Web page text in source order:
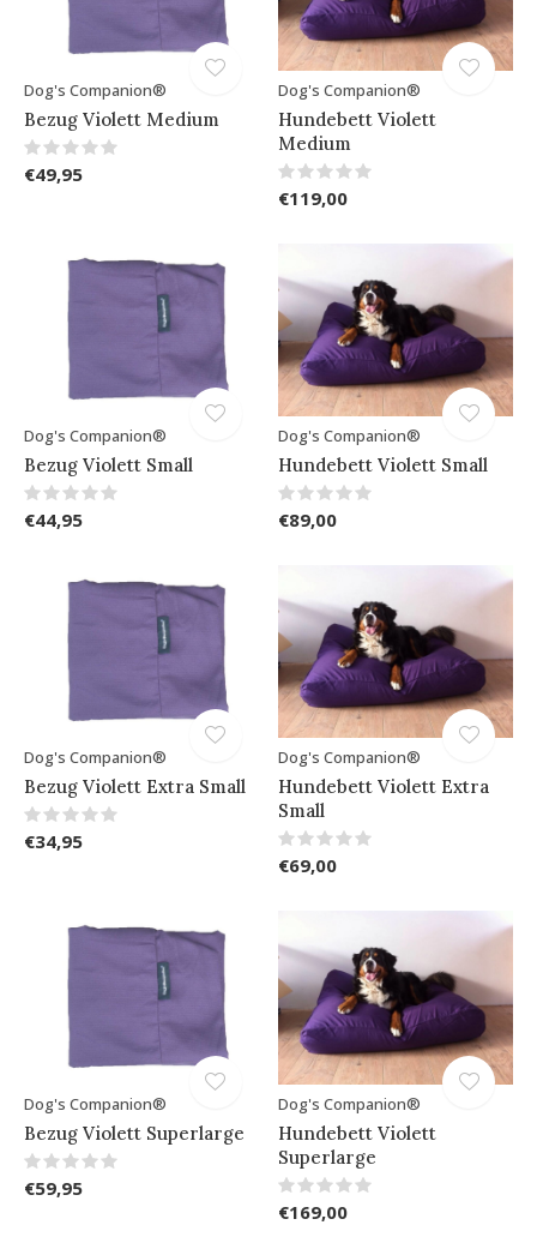
Dog's Companion®
Bezug Violett Medium
€49,95
Dog's Companion®
Hundebett Violett
Medium
€119,00
Dog's Companion®
Bezug Violett Small
€44,95
Dog's Companion®
Hundebett Violett Small
€89,00
Dog's Companion®
Bezug Violett Extra Small
€34,95
Dog's Companion®
Hundebett Violett Extra
Small
€69,00
Dog's Companion®
Bezug Violett Superlarge
€59,95
Dog's Companion®
Hundebett Violett
Superlarge
€169,00